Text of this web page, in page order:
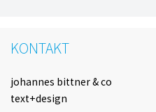
KONTAKT
johannes bittner & co
text+design